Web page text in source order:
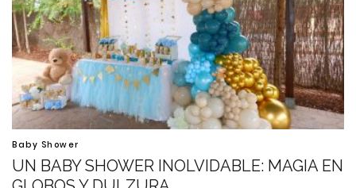
Baby Shower
UN BABY SHOWER INOLVIDABLE: MAGIA EN